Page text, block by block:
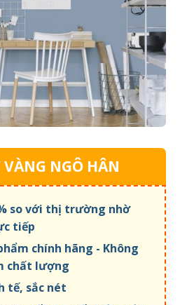
VÀNG NGÔ HÂN
so với thị trường nhờ
tiếp
chính hãng - Không
chất lượng
tế, sắc nét